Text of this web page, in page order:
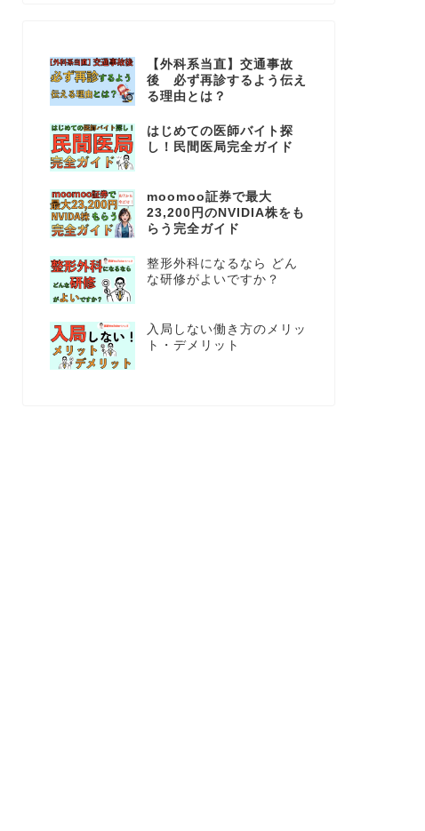
【外科系当直】交通事故
後 必ず再診するよう伝え
る理由とは？
はじめての医師バイト探
し！民間医局完全ガイド
moomoo証券で最大
23,200円のNVIDIA株をも
らう完全ガイド
整形外科になるなら どん
な研修がよいですか？
入局しない働き方のメリッ
ト・デメリット